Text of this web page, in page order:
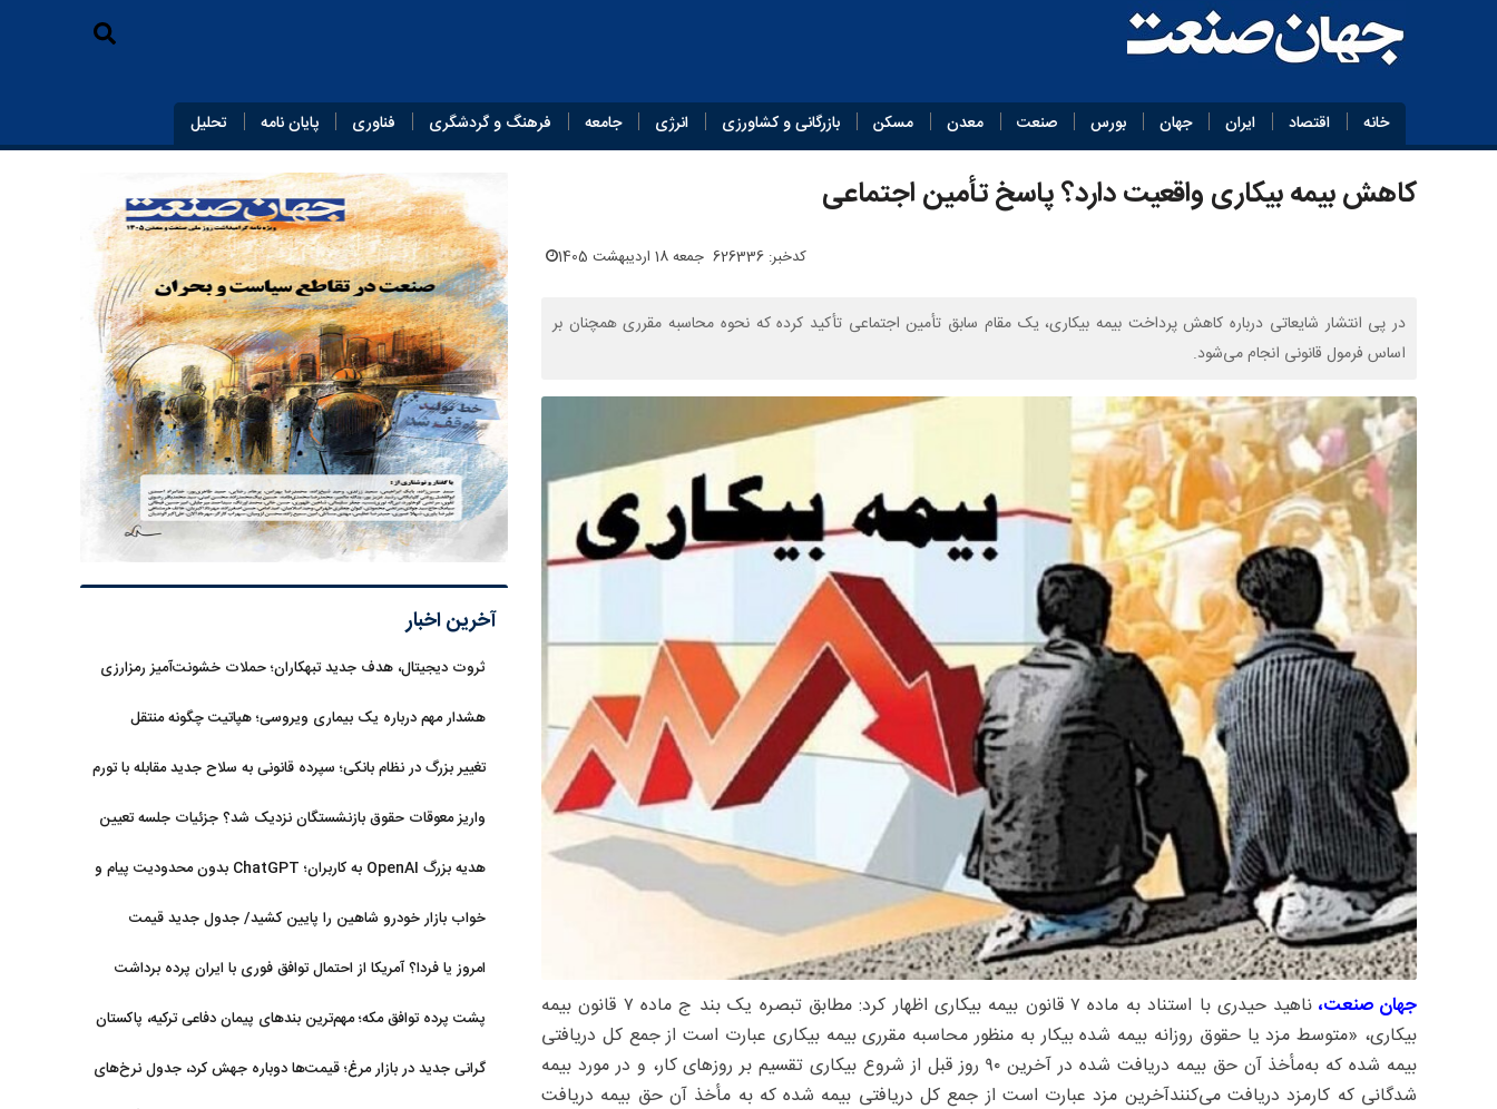
خانه اقتصاد ایران جهان بورس صنعت معدن مسکن بازرگانی و کشاورزی انرژی جامعه فرهنگ و گردشگری فناوری پایان‌ نامه تحلیل
کاهش بیمه بیکاری واقعیت دارد؟ پاسخ تأمین اجتماعی
کدخبر: 626336 جمعه 18 اردیبهشت 1405
در پی انتشار شایعاتی درباره کاهش پرداخت بیمه بیکاری، یک مقام سابق تأمین اجتماعی تأکید کرده که نحوه محاسبه مقرری همچنان بر
اساس فرمول قانونی انجام می‌شود.
جهان صنعت،
ناهید حیدری با استناد به ماده ۷ قانون بیمه بیکاری اظهار کرد: مطابق تبصره یک بند ج ماده ۷ قانون بیمه
بیکاری، «متوسط مزد یا حقوق روزانه بیمه شده بیکار به منظور محاسبه مقرری بیمه بیکاری عبارت است از جمع کل دریافتی
بیمه شده که به‌مأخذ آن حق بیمه دریافت شده در آخرین ۹۰ روز قبل از شروع بیکاری تقسیم بر روز‌های کار، و در مورد بیمه
شدگانی که کارمزد دریافت می‌کنندآخرین مزد عبارت است از جمع کل دریافتی بیمه شده که به مأخذ آن حق بیمه دریافت
آخرین اخبار
ثروت دیجیتال، هدف جدید تبهکاران؛ حملات خشونت‌آمیز رمزارزی
هشدار مهم درباره یک بیماری ویروسی؛ هپاتیت چگونه منتقل
تغییر بزرگ در نظام بانکی؛ سپرده قانونی به سلاح جدید مقابله با تورم
واریز معوقات حقوق بازنشستگان نزدیک شد؟ جزئیات جلسه تعیین
هدیه بزرگ OpenAI به کاربران؛ ChatGPT بدون محدودیت پیام و
خواب بازار خودرو شاهین را پایین کشید/ جدول جدید قیمت
امروز یا فردا؟ آمریکا از احتمال توافق فوری با ایران پرده برداشت
پشت پرده توافق مکه؛ مهم‌ترین بندهای پیمان دفاعی ترکیه، پاکستان
گرانی جدید در بازار مرغ؛ قیمت‌ها دوباره جهش کرد، جدول نرخ‌های